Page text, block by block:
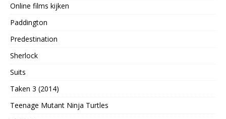
Online films kijken
Paddington
Predestination
Sherlock
Suits
Taken 3 (2014)
Teenage Mutant Ninja Turtles